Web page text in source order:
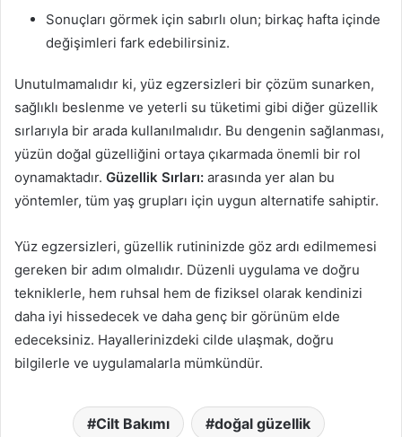
Sonuçları görmek için sabırlı olun; birkaç hafta içinde
değişimleri fark edebilirsiniz.
Unutulmamalıdır ki, yüz egzersizleri bir çözüm sunarken,
sağlıklı beslenme ve yeterli su tüketimi gibi diğer güzellik
sırlarıyla bir arada kullanılmalıdır. Bu dengenin sağlanması,
yüzün doğal güzelliğini ortaya çıkarmada önemli bir rol
oynamaktadır. Güzellik Sırları: arasında yer alan bu
yöntemler, tüm yaş grupları için uygun alternatife sahiptir.
Yüz egzersizleri, güzellik rutininizde göz ardı edilmemesi
gereken bir adım olmalıdır. Düzenli uygulama ve doğru
tekniklerle, hem ruhsal hem de fiziksel olarak kendinizi
daha iyi hissedecek ve daha genç bir görünüm elde
edeceksiniz. Hayallerinizdeki cilde ulaşmak, doğru
bilgilerle ve uygulamalarla mümkündür.
Cilt Bakımı doğal güzellik